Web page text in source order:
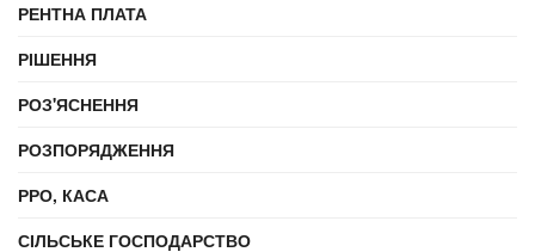
РЕНТНА ПЛАТА
РІШЕННЯ
РОЗ'ЯСНЕННЯ
РОЗПОРЯДЖЕННЯ
РРО, КАСА
СІЛЬСЬКЕ ГОСПОДАРСТВО